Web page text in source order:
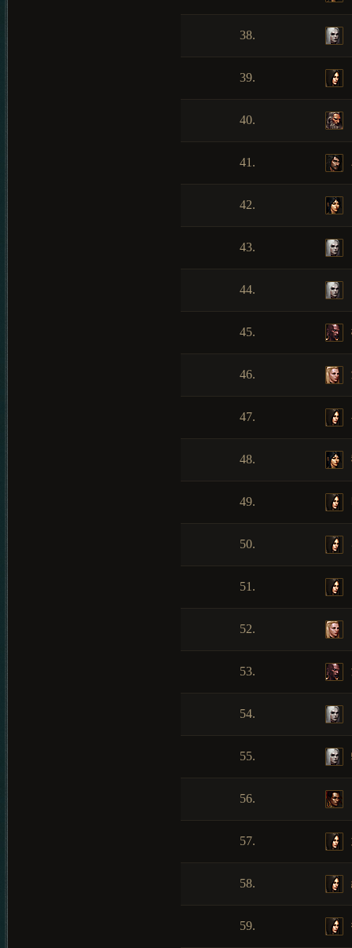
38.
39.
40.
41.
42.
43.
44.
45.
46.
47.
48.
49.
50.
51.
52.
53.
54.
55.
56.
57.
58.
59.